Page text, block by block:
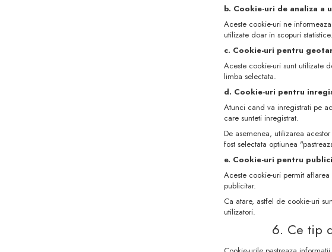
b. Cookie-uri de analiza a
Aceste cookie-uri ne
utilizate doar in scopuri statistice.
c. Cookie-uri pentru
Aceste cookie-uri sunt utilizate
limba selectata.
d. Cookie-uri pentru
Atunci cand va inregistrati pe
care sunteti inregistrat.
De asemenea, utilizarea
fost selectata optiunea
e. Cookie-uri pentru
Aceste cookie-uri permit
publicitar.
Ca atare, astfel de cookie-uri
utilizatori.
6. Ce tip